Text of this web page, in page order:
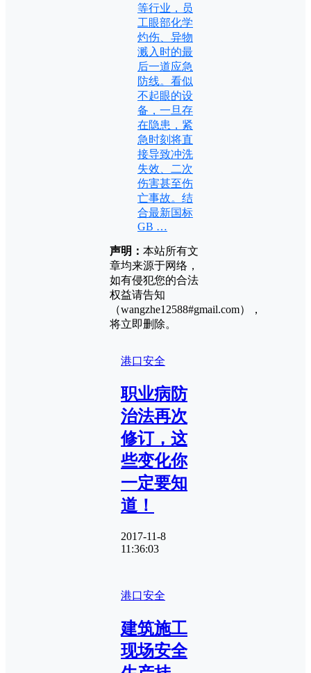
等行业，员
工眼部化学
灼伤、异物
溅入时的最
后一道应急
防线。看似
不起眼的设
备，一旦存
在隐患，紧
急时刻将直
接导致冲洗
失效、二次
伤害甚至伤
亡事故。结
合最新国标
GB …
声明： 本站所有文
章均来源于网络，
如有侵犯您的合法
权益请告知
（wangzhe12588#gmail.com），
将立即删除。
港口安全
职业病防
治法再次
修订，这
些变化你
一定要知
道！
2017-11-8
11:36:03
港口安全
建筑施工
现场安全